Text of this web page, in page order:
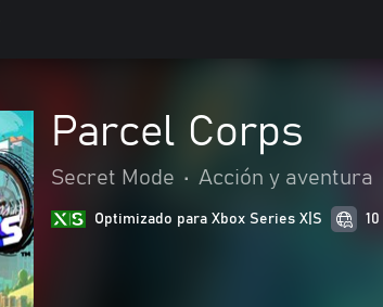
Parcel Corps
Secret Mode • Acción y aventura
Optimizado para Xbox Series X|S